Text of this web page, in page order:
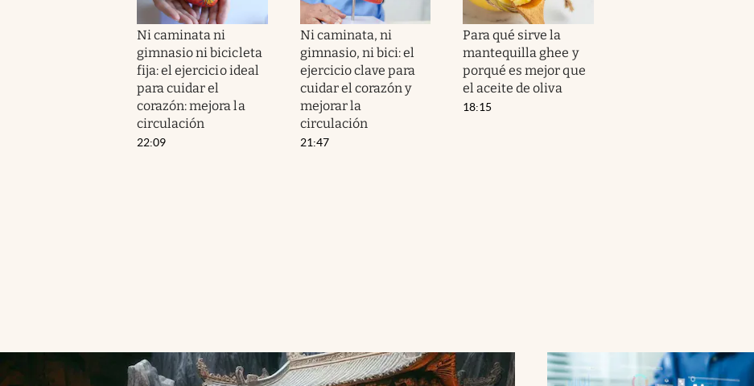
Ni caminata ni
gimnasio ni bicicleta
fija: el ejercicio ideal
para cuidar el
corazón: mejora la
circulación
22:09
Ni caminata, ni
gimnasio, ni bici: el
ejercicio clave para
cuidar el corazón y
mejorar la
circulación
21:47
Para qué sirve la
mantequilla ghee y
porqué es mejor que
el aceite de oliva
18:15